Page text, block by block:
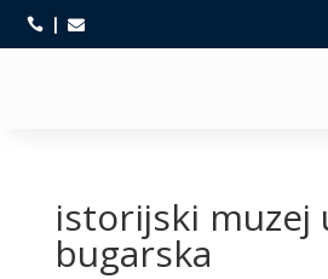
 
istorijski muzej
bugarska